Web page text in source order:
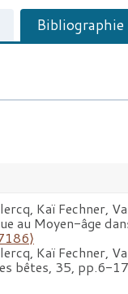
Bibliographie
Kaï Fechner,
au Moyen-âge
Kaï Fechner,
bêtes, 35, pp.6-